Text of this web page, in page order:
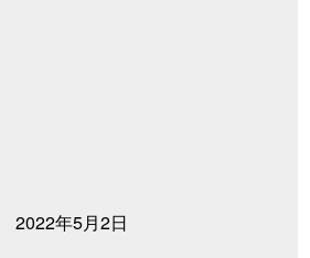
2022年5月2日